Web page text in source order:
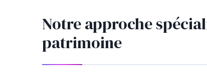
Notre approche
patrimoine